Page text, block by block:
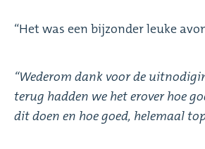
“Het was een bijzonder leuke
“Wederom dank voor de
terug hadden we het erover hoe
dit doen en hoe goed, helemaal